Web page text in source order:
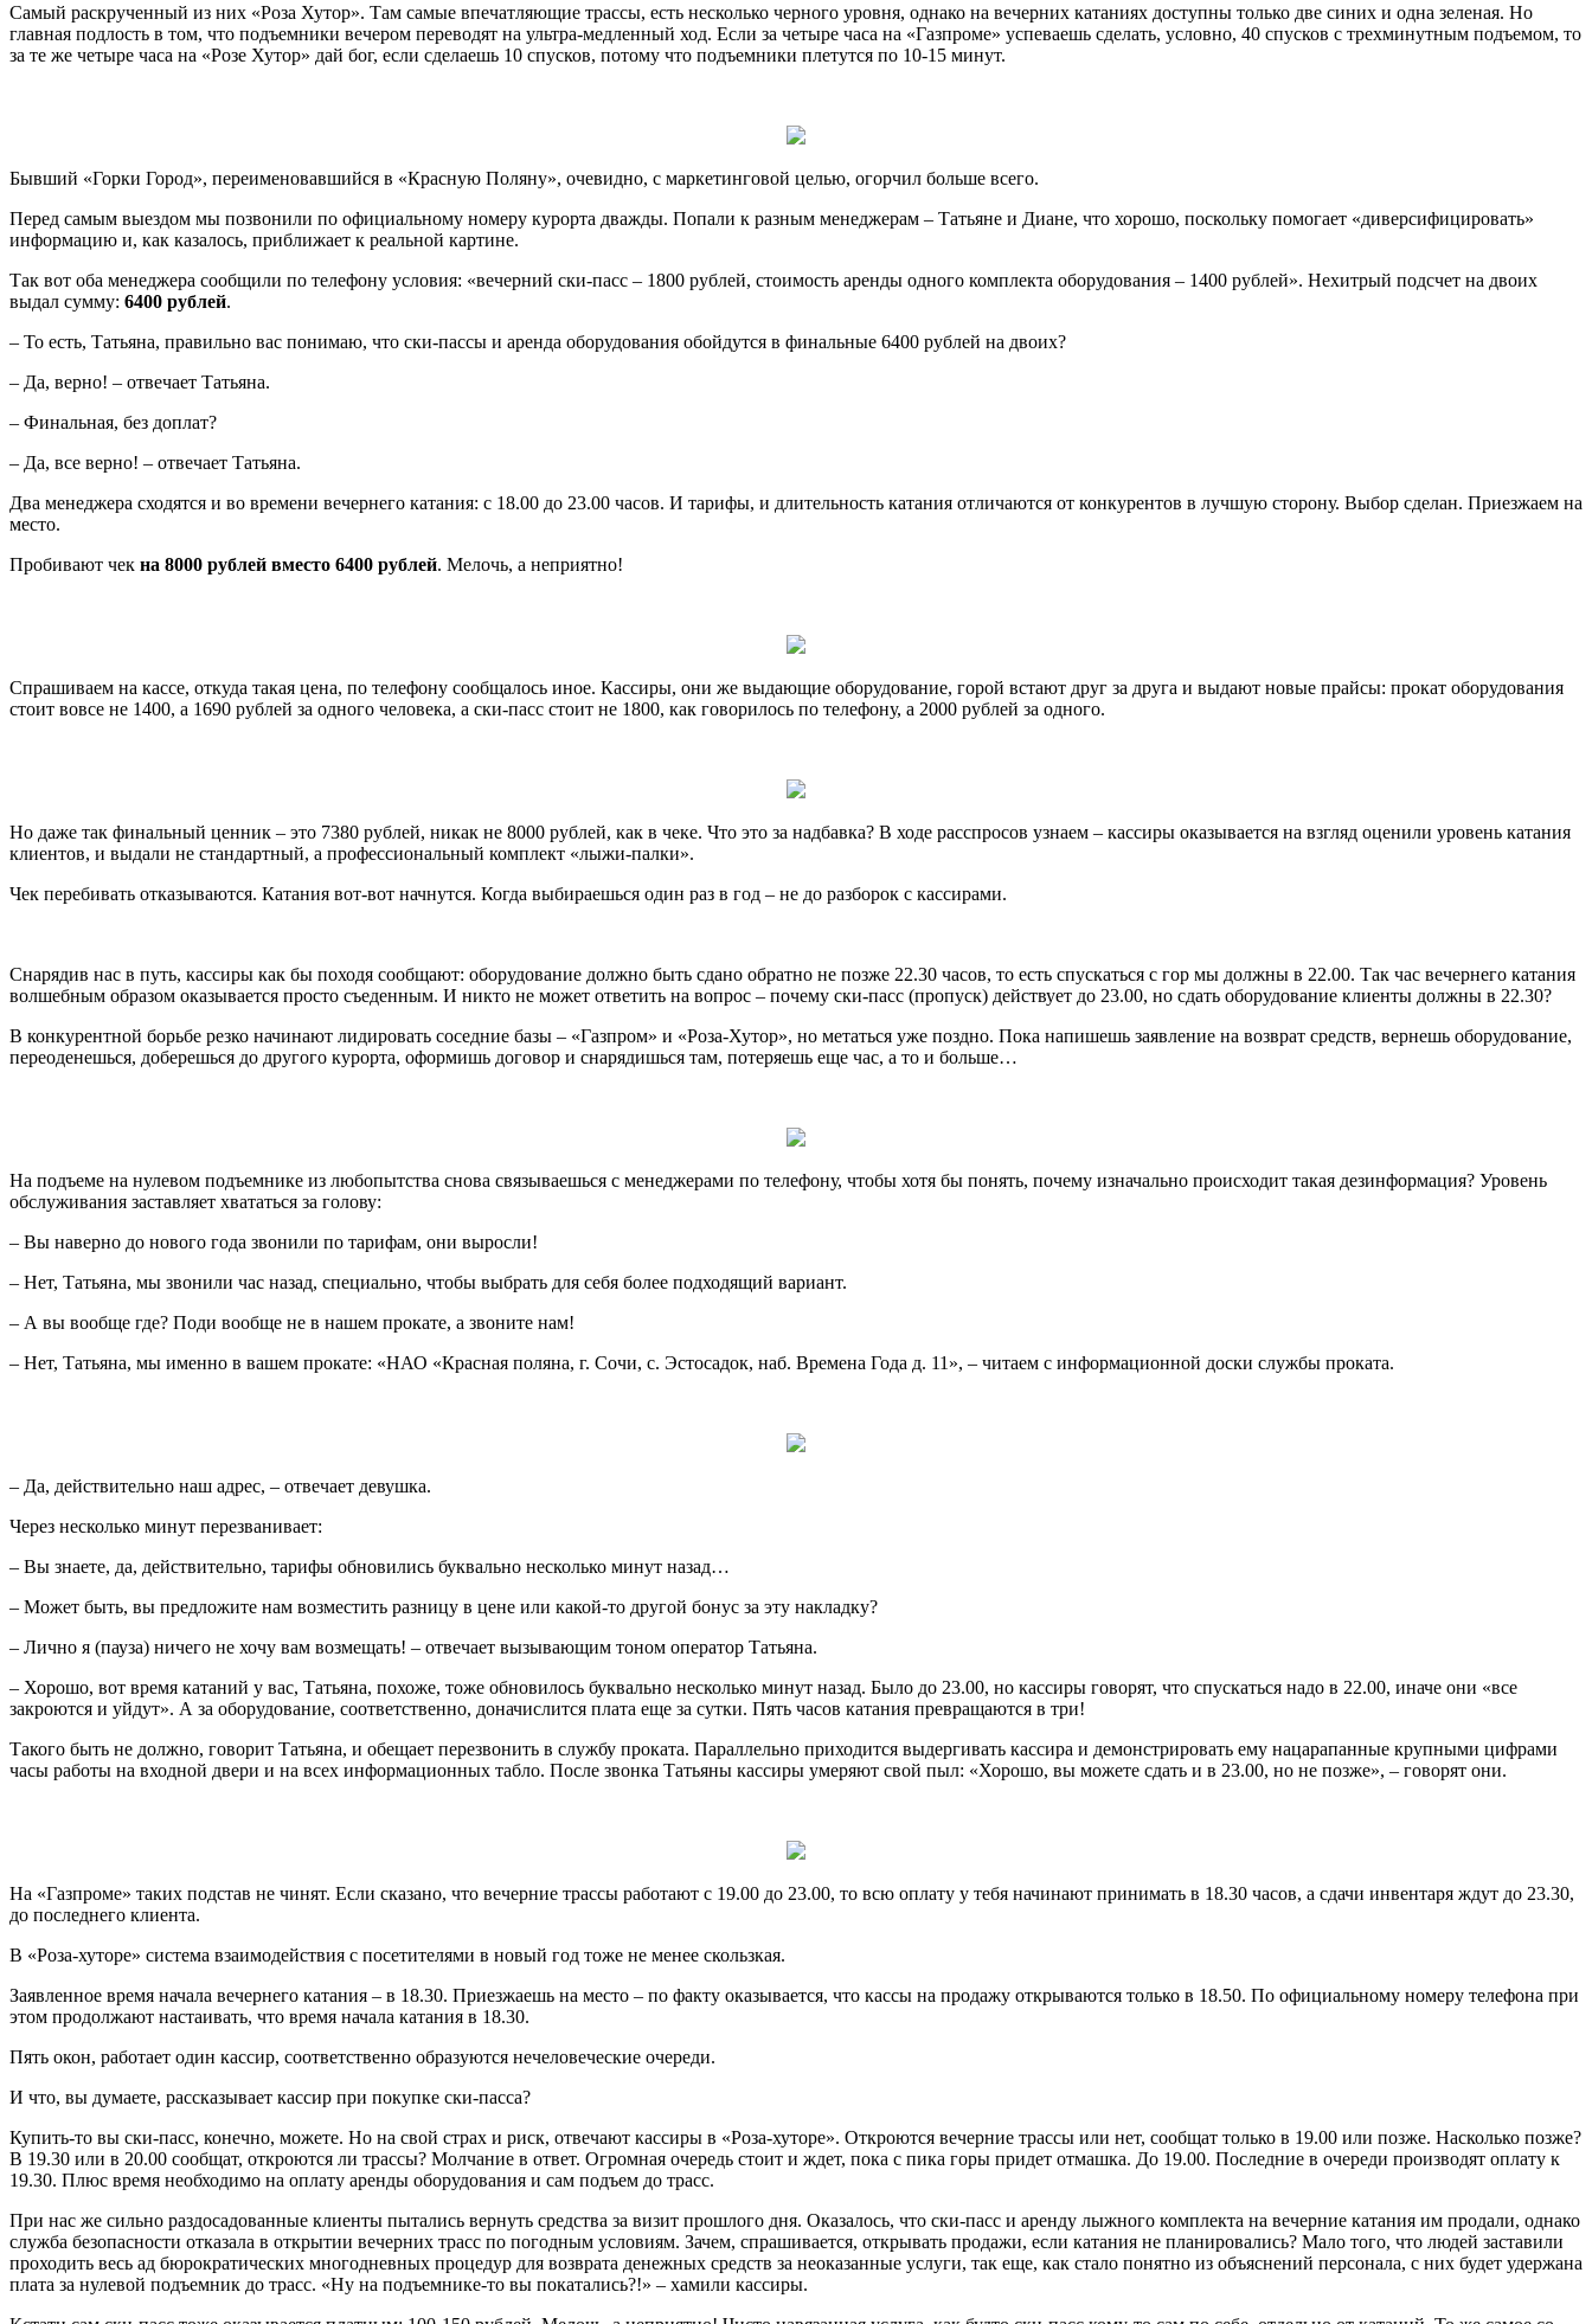
Самый раскрученный из них «Роза Хутор». Там самые впечатляющие трассы, есть несколько черного уровня, однако на вечерних катаниях доступны только две синих и одна зеленая. Но
главная подлость в том, что подъемники вечером переводят на ультра-медленный ход. Если за четыре часа на «Газпроме» успеваешь сделать, условно, 40 спусков с трехминутным подъемом, то
за те же четыре часа на «Розе Хутор» дай бог, если сделаешь 10 спусков, потому что подъемники плетутся по 10-15 минут.
Бывший «Горки Город», переименовавшийся в «Красную Поляну», очевидно, с маркетинговой целью, огорчил больше всего.
Перед самым выездом мы позвонили по официальному номеру курорта дважды. Попали к разным менеджерам – Татьяне и Диане, что хорошо, поскольку помогает «диверсифицировать»
информацию и, как казалось, приближает к реальной картине.
Так вот оба менеджера сообщили по телефону условия: «вечерний ски-пасс – 1800 рублей, стоимость аренды одного комплекта оборудования – 1400 рублей». Нехитрый подсчет на двоих
выдал сумму: 6400 рублей.
– То есть, Татьяна, правильно вас понимаю, что ски-пассы и аренда оборудования обойдутся в финальные 6400 рублей на двоих?
– Да, верно! – отвечает Татьяна.
– Финальная, без доплат?
– Да, все верно! – отвечает Татьяна.
Два менеджера сходятся и во времени вечернего катания: с 18.00 до 23.00 часов. И тарифы, и длительность катания отличаются от конкурентов в лучшую сторону. Выбор сделан. Приезжаем на
место.
Пробивают чек на 8000 рублей вместо 6400 рублей. Мелочь, а неприятно!
Спрашиваем на кассе, откуда такая цена, по телефону сообщалось иное. Кассиры, они же выдающие оборудование, горой встают друг за друга и выдают новые прайсы: прокат оборудования
стоит вовсе не 1400, а 1690 рублей за одного человека, а ски-пасс стоит не 1800, как говорилось по телефону, а 2000 рублей за одного.
Но даже так финальный ценник – это 7380 рублей, никак не 8000 рублей, как в чеке. Что это за надбавка? В ходе расспросов узнаем – кассиры оказывается на взгляд оценили уровень катания
клиентов, и выдали не стандартный, а профессиональный комплект «лыжи-палки».
Чек перебивать отказываются. Катания вот-вот начнутся. Когда выбираешься один раз в год – не до разборок с кассирами.
Снарядив нас в путь, кассиры как бы походя сообщают: оборудование должно быть сдано обратно не позже 22.30 часов, то есть спускаться с гор мы должны в 22.00. Так час вечернего катания
волшебным образом оказывается просто съеденным. И никто не может ответить на вопрос – почему ски-пасс (пропуск) действует до 23.00, но сдать оборудование клиенты должны в 22.30?
В конкурентной борьбе резко начинают лидировать соседние базы – «Газпром» и «Роза-Хутор», но метаться уже поздно. Пока напишешь заявление на возврат средств, вернешь оборудование,
переоденешься, доберешься до другого курорта, оформишь договор и снарядишься там, потеряешь еще час, а то и больше…
На подъеме на нулевом подъемнике из любопытства снова связываешься с менеджерами по телефону, чтобы хотя бы понять, почему изначально происходит такая дезинформация? Уровень
обслуживания заставляет хвататься за голову:
– Вы наверно до нового года звонили по тарифам, они выросли!
– Нет, Татьяна, мы звонили час назад, специально, чтобы выбрать для себя более подходящий вариант.
– А вы вообще где? Поди вообще не в нашем прокате, а звоните нам!
– Нет, Татьяна, мы именно в вашем прокате: «НАО «Красная поляна, г. Сочи, с. Эстосадок, наб. Времена Года д. 11», – читаем с информационной доски службы проката.
– Да, действительно наш адрес, – отвечает девушка.
Через несколько минут перезванивает:
– Вы знаете, да, действительно, тарифы обновились буквально несколько минут назад…
– Может быть, вы предложите нам возместить разницу в цене или какой-то другой бонус за эту накладку?
– Лично я (пауза) ничего не хочу вам возмещать! – отвечает вызывающим тоном оператор Татьяна.
– Хорошо, вот время катаний у вас, Татьяна, похоже, тоже обновилось буквально несколько минут назад. Было до 23.00, но кассиры говорят, что спускаться надо в 22.00, иначе они «все
закроются и уйдут». А за оборудование, соответственно, доначислится плата еще за сутки. Пять часов катания превращаются в три!
Такого быть не должно, говорит Татьяна, и обещает перезвонить в службу проката. Параллельно приходится выдергивать кассира и демонстрировать ему нацарапанные крупными цифрами
часы работы на входной двери и на всех информационных табло. После звонка Татьяны кассиры умеряют свой пыл: «Хорошо, вы можете сдать и в 23.00, но не позже», – говорят они.
На «Газпроме» таких подстав не чинят. Если сказано, что вечерние трассы работают с 19.00 до 23.00, то всю оплату у тебя начинают принимать в 18.30 часов, а сдачи инвентаря ждут до 23.30,
до последнего клиента.
В «Роза-хуторе» система взаимодействия с посетителями в новый год тоже не менее скользкая.
Заявленное время начала вечернего катания – в 18.30. Приезжаешь на место – по факту оказывается, что кассы на продажу открываются только в 18.50. По официальному номеру телефона при
этом продолжают настаивать, что время начала катания в 18.30.
Пять окон, работает один кассир, соответственно образуются нечеловеческие очереди.
И что, вы думаете, рассказывает кассир при покупке ски-пасса?
Купить-то вы ски-пасс, конечно, можете. Но на свой страх и риск, отвечают кассиры в «Роза-хуторе». Откроются вечерние трассы или нет, сообщат только в 19.00 или позже. Насколько позже?
В 19.30 или в 20.00 сообщат, откроются ли трассы? Молчание в ответ. Огромная очередь стоит и ждет, пока с пика горы придет отмашка. До 19.00. Последние в очереди производят оплату к
19.30. Плюс время необходимо на оплату аренды оборудования и сам подъем до трасс.
При нас же сильно раздосадованные клиенты пытались вернуть средства за визит прошлого дня. Оказалось, что ски-пасс и аренду лыжного комплекта на вечерние катания им продали, однако
служба безопасности отказала в открытии вечерних трасс по погодным условиям. Зачем, спрашивается, открывать продажи, если катания не планировались? Мало того, что людей заставили
проходить весь ад бюрократических многодневных процедур для возврата денежных средств за неоказанные услуги, так еще, как стало понятно из объяснений персонала, с них будет удержана
плата за нулевой подъемник до трасс. «Ну на подъемнике-то вы покатались?!» – хамили кассиры.